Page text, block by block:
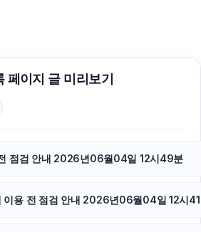
폰테크
페이지 글 미리보기
점검 안내 2026년06월04일 12시49분
이용 전 점검 안내 2026년06월04일 12시